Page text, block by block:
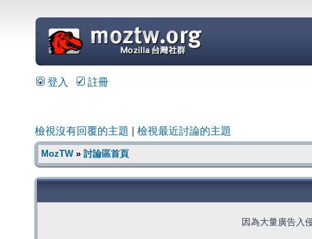
=
登入 註冊
檢視沒有回覆的主題 檢視最近討論的主題
MozTW» 討論區首頁
因為大量廣告入